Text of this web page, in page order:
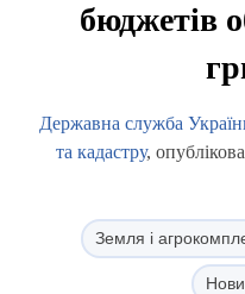
бюджетів
Державна служба
та кадастру,
Земля і